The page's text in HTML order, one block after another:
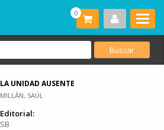
0
LA UNIDAD AUSENTE
MILLÁN, SAÚL
Editorial:
SB